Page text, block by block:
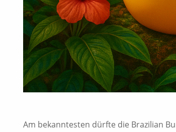
Am bekanntesten dürfte die Brazilian